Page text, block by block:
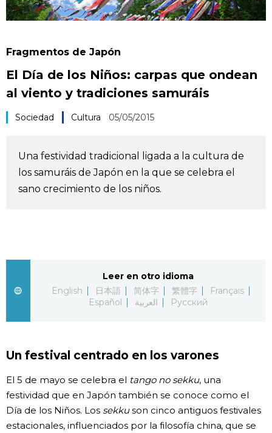
العربية
Vida
Vídeos e imágenes
Gente
Blog
official SNS
Fragmentos de Japón
El Día de los Niños: carpas que ondean
al viento y tradiciones samuráis
Sociedad Cultura 05/05/2015
Una festividad tradicional ligada a la cultura de
los samuráis de Japón en la que se celebra el
sano crecimiento de los niños.
Leer en otro idioma
English
日本語 简体字 繁體字
Français
Español
العربية Русский
Un festival centrado en los varones
El 5 de mayo se celebra el tango no sekku, una
festividad que en Japón también se conoce como el
Día de los Niños. Los sekkuson cinco antiguos festivales
estacionales, influenciados por la filosofía china, que se